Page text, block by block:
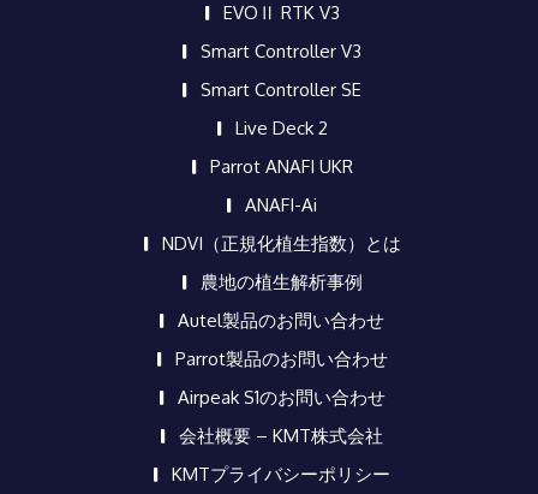
EVOⅡ RTK V3
Smart Controller V3
Smart Controller SE
Live Deck 2
Parrot ANAFI UKR
ANAFI-Ai
NDVI（正規化植生指数）とは
農地の植生解析事例
Autel製品のお問い合わせ
Parrot製品のお問い合わせ
Airpeak S1のお問い合わせ
会社概要 – KMT株式会社
KMTプライバシーポリシー